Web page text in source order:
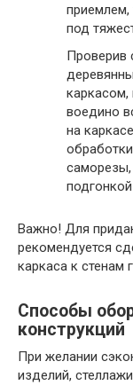
приемлем,
под
Проверив
воедино
на
саморезы,
Важно! Для
рекомендуется
каркаса к
Способы
конструкций
При желании
изделий,